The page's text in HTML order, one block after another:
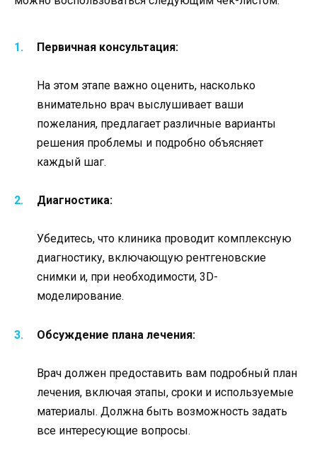
Первичная консультация:
На этом этапе важно оценить, насколько
внимательно врач выслушивает ваши
пожелания, предлагает различные варианты
решения проблемы и подробно объясняет
каждый шаг.
Диагностика:
Убедитесь, что клиника проводит комплексную
диагностику, включающую рентгеновские
снимки и, при необходимости, 3D-
моделирование.
Обсуждение плана лечения:
Врач должен предоставить вам подробный план
лечения, включая этапы, сроки и используемые
материалы. Должна быть возможность задать
все интересующие вопросы.